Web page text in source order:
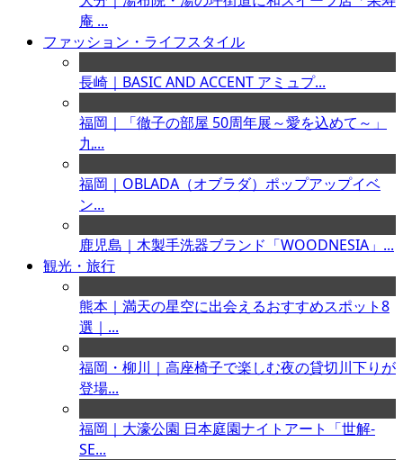
庵 ...
ファッション・ライフスタイル
長崎｜BASIC AND ACCENT アミュプ...
福岡｜「徹子の部屋 50周年展～愛を込めて～」
九...
福岡｜OBLADA（オブラダ）ポップアップイベ
ン...
鹿児島｜木製手洗器ブランド「WOODNESIA」...
観光・旅行
熊本｜満天の星空に出会えるおすすめスポット8
選｜...
福岡・柳川｜高座椅子で楽しむ夜の貸切川下りが
登場...
福岡｜大濠公園 日本庭園ナイトアート「世解-
SE...